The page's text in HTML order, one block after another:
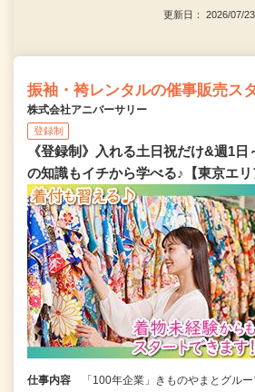
更新日： 2026/07/
振袖・袴レンタルの催事販売ス
株式会社アニバーサリー
登録制
《登録制》入れる土日祝だけ&週1
の知識もイチから学べる♪【東京エリ
仕事内容
「100年企業」きものやまとグル